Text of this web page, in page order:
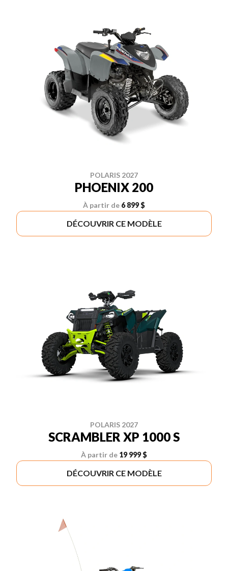
POLARIS 2027
PHOENIX 200
À partir de 6 899 $
DÉCOUVRIR CE MODÈLE
POLARIS 2027
SCRAMBLER XP 1000 S
À partir de 19 999 $
DÉCOUVRIR CE MODÈLE